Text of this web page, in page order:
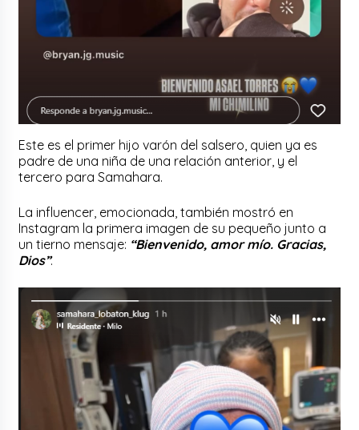
Este es el primer hijo varón del salsero, quien ya es
padre de una niña de una relación anterior, y el
tercero para Samahara.
La influencer, emocionada, también mostró en
Instagram la primera imagen de su pequeño junto a
un tierno mensaje: “Bienvenido, amor mío. Gracias,
Dios”.